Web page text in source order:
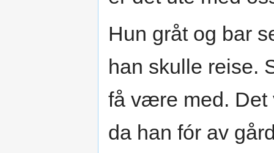
Hun gråt og bar
han skulle reise.
få være med. Det
da han fór av